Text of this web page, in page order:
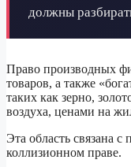
должны
Право производных
товаров, а также
таких как зерно,
воздуха, ценами на
Эта область связана
коллизионном праве.